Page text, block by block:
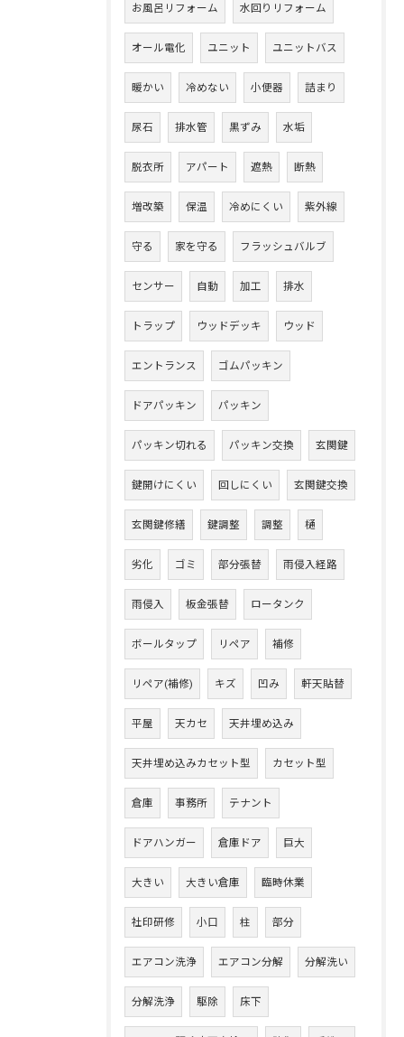
お風呂リフォーム 水回りリフォーム
オール電化 ユニット ユニットバス
暖かい 冷めない 小便器 詰まり
尿石 排水管 黒ずみ 水垢
脱衣所 アパート 遮熱 断熱
増改築 保温 冷めにくい 紫外線
守る 家を守る フラッシュバルブ
センサー 自動 加工 排水
トラップ ウッドデッキ ウッド
エントランス ゴムパッキン
ドアパッキン パッキン
パッキン切れる パッキン交換 玄関鍵
鍵開けにくい 回しにくい 玄関鍵交換
玄関鍵修繕 鍵調整 調整 樋
劣化 ゴミ 部分張替 雨侵入経路
雨侵入 板金張替 ロータンク
ボールタップ リペア 補修
リペア(補修) キズ 凹み 軒天貼替
平屋 天カセ 天井埋め込み
天井埋め込みカセット型 カセット型
倉庫 事務所 テナント
ドアハンガー 倉庫ドア 巨大
大きい 大きい倉庫 臨時休業
社印研修 小口 柱 部分
エアコン洗浄 エアコン分解 分解洗い
分解洗浄 駆除 床下